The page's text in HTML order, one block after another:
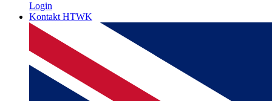
Login
Kontakt HTWK